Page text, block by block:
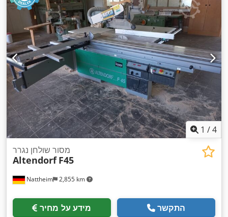
1 /4
Nattheim 2,855 km
מסור שולחן נגרר
Altendorf F45
מידע על מחיר התקשר